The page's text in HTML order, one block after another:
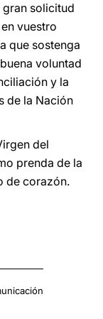
gran solicitud
vuestro
que sostenga
voluntad
y la
de la Nación
del
prenda de la
de corazón.